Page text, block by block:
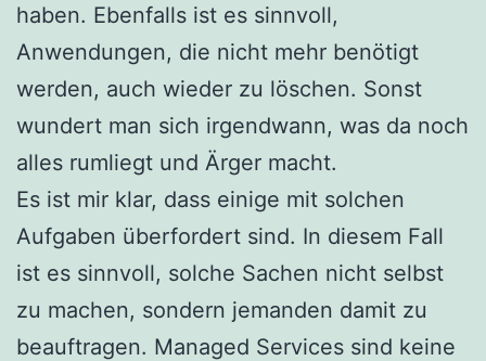
haben. Ebenfalls ist es sinnvoll,
Anwendungen, die nicht mehr benötigt
werden, auch wieder zu löschen. Sonst
wundert man sich irgendwann, was da noch
alles rumliegt und Ärger macht.
Es ist mir klar, dass einige mit solchen
Aufgaben überfordert sind. In diesem Fall
ist es sinnvoll, solche Sachen nicht selbst
zu machen, sondern jemanden damit zu
beauftragen. Managed Services sind keine